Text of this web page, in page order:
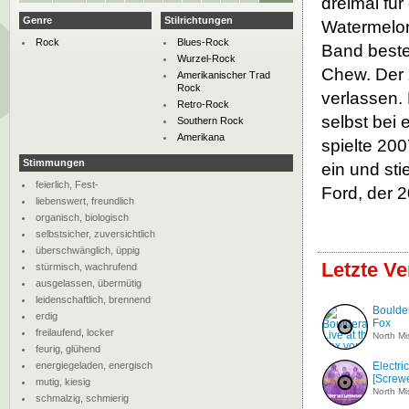
Band
Chew.
verlassen.
selbst bei
spielte
ein und
Ford, der
Letzte
Fox
North
North
Genre
Rock
Stilrichtungen
Blues-Rock
Wurzel-Rock
Amerikanischer Trad
Rock
Retro-Rock
Southern Rock
Amerikana
Stimmungen
feierlich, Fest-
liebenswert, freundlich
organisch, biologisch
selbstsicher, zuversichtlich
überschwänglich, üppig
stürmisch, wachrufend
ausgelassen, übermütig
leidenschaftlich, brennend
erdig
freilaufend, locker
feurig, glühend
energiegeladen, energisch
mutig, kiesig
schmalzig, schmierig